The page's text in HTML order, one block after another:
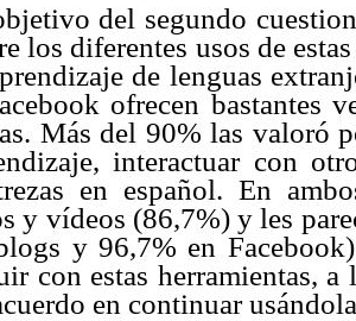
del segundo
los diferentes usos de
de lenguas
ofrecen bastantes
Más del 90% las valoró
interactuar con
en español. En
y vídeos (86,7%) y les
y 96,7% en
con estas herramientas,
en continuar